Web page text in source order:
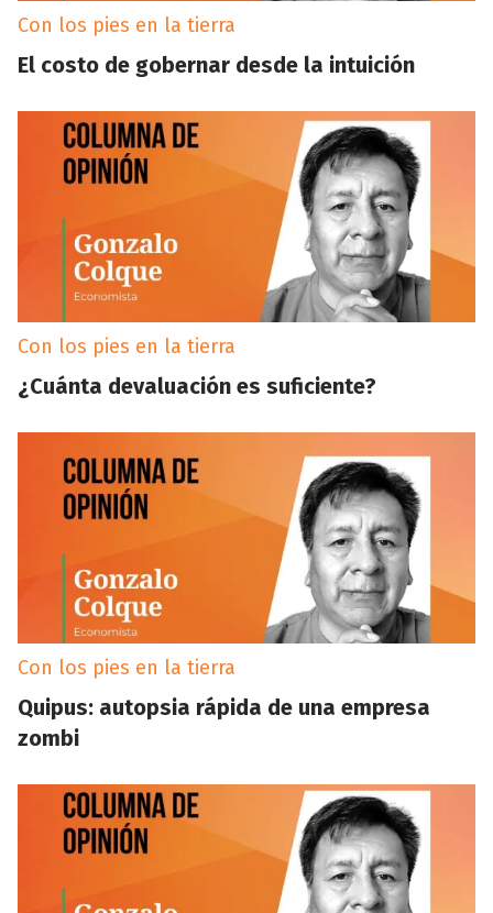
Con los pies en la tierra
El costo de gobernar desde la intuición
Con los pies en la tierra
¿Cuánta devaluación es suficiente?
Con los pies en la tierra
Quipus: autopsia rápida de una empresa
zombi